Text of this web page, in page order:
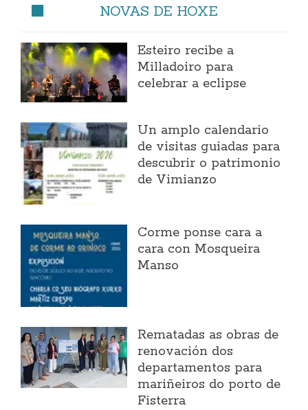
NOVAS DE HOXE
Esteiro recibe a
Milladoiro para
celebrar a eclipse
Un amplo calendario
de visitas guiadas para
descubrir o patrimonio
de Vimianzo
Corme ponse cara a
cara con Mosqueira
Manso
Rematadas as obras de
renovación dos
departamentos para
mariñeiros do porto de
Fisterra